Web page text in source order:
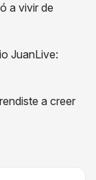
a vivir de
JuanLive:
a creer